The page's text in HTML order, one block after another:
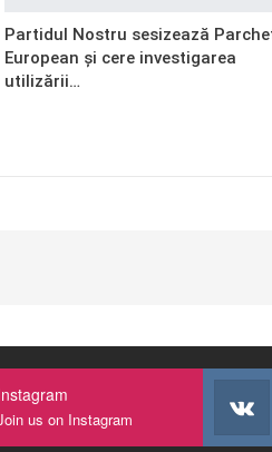
Partidul Nostru sesizează
European și cere investigarea
utilizării…
us on Instagram